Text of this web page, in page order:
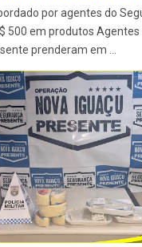
por agentes do
500 em produtos
prenderam em ...